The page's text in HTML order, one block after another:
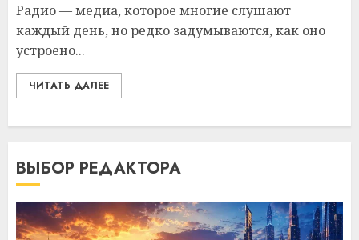
Радио — медиа, которое многие слушают
каждый день, но редко задумываются, как оно
устроено...
ЧИТАТЬ ДАЛЕЕ
ВЫБОР РЕДАКТОРА